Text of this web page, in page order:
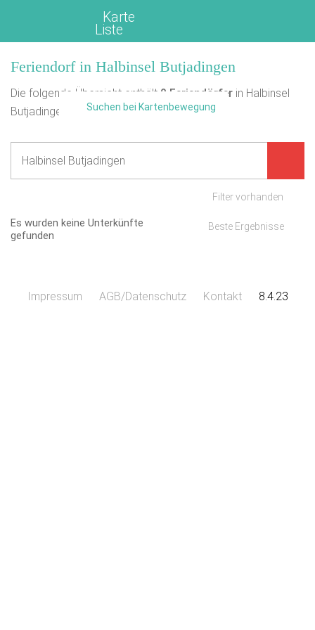
Karte
Liste
Feriendorf in Halbinsel Butjadingen
Die folgende Übersicht enthält 0 Feriendörfer in Halbinsel
Butjadingen.
Filter vorhanden
Es wurden keine Unterkünfte
gefunden
Beste Ergebnisse
Suchen bei Kartenbewegung
Impressum AGB/Datenschutz Kontakt 8.4.23